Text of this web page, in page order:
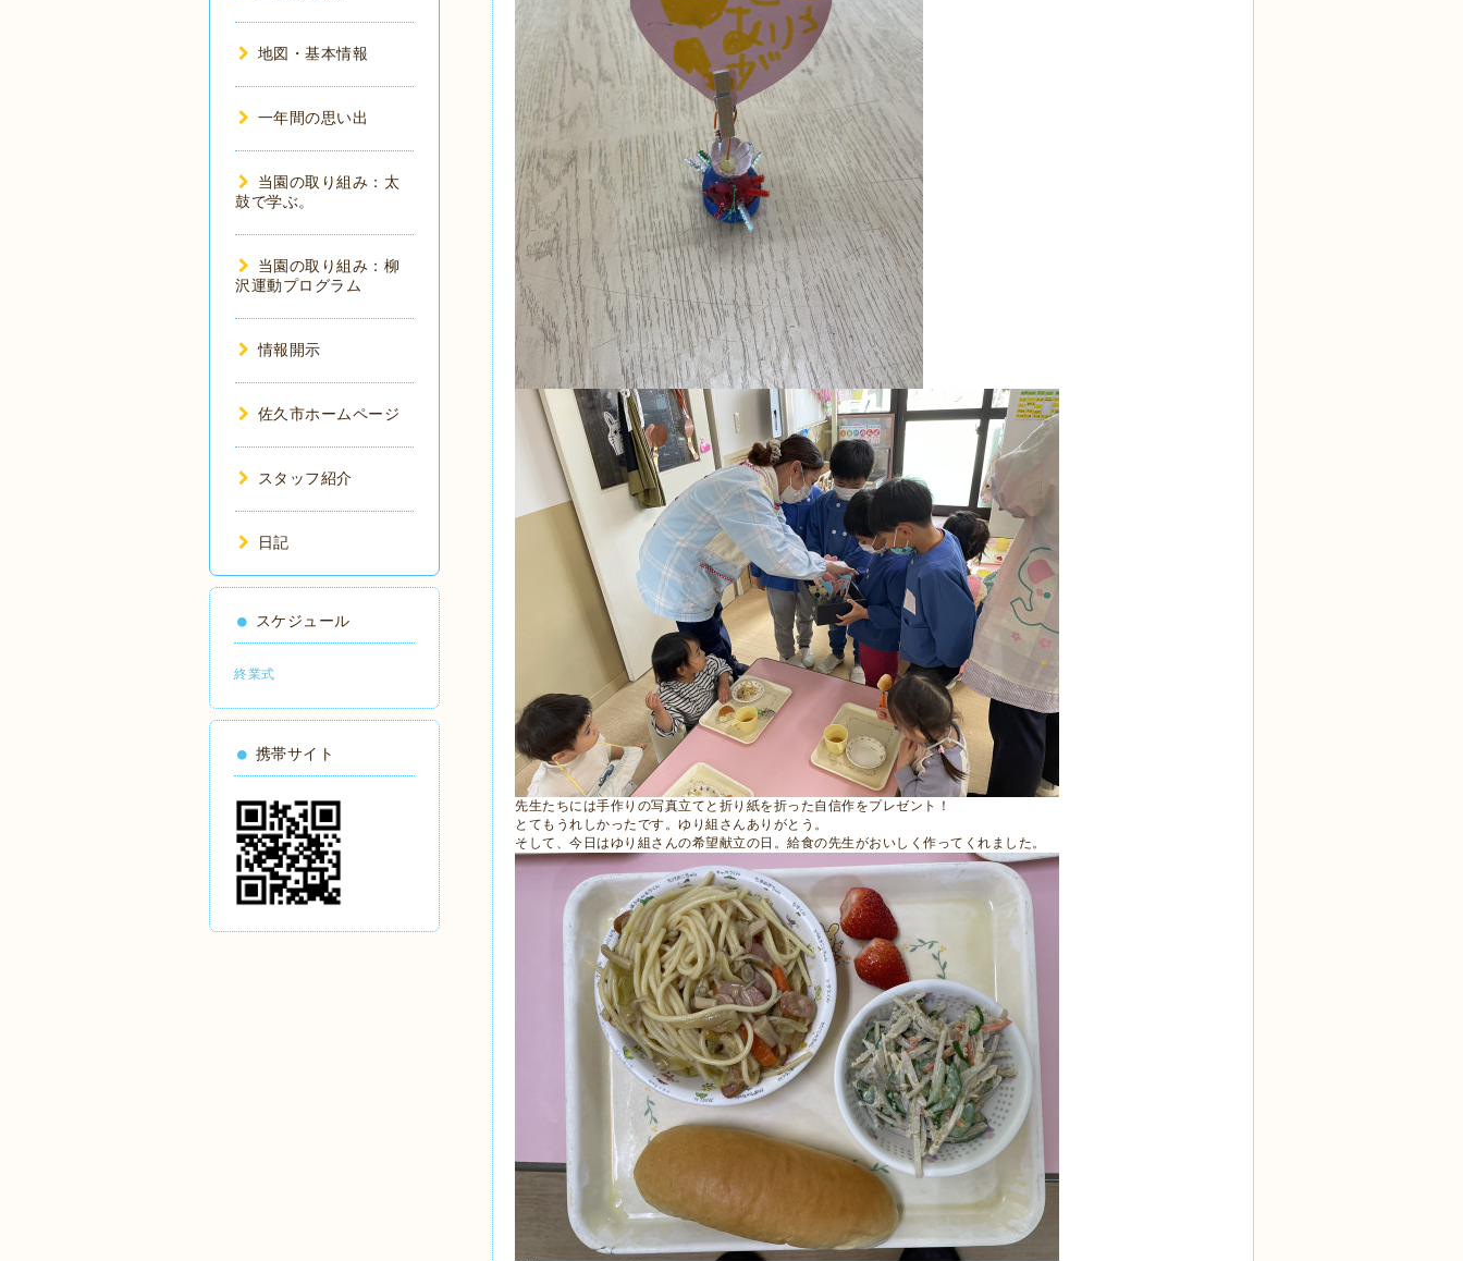
先生たちには手作りの写真立てと折り紙を折った自信作をプレゼント！
とてもうれしかったです。ゆり組さんありがとう。
そして、今日はゆり組さんの希望献立の日。給食の先生がおいしく作ってくれました。
地図・基本情報
一年間の思い出
当園の取り組み：太
鼓で学ぶ。
当園の取り組み：柳
沢運動プログラム
情報開示
佐久市ホームページ
スタッフ紹介
日記
スケジュール
終業式
携帯サイト